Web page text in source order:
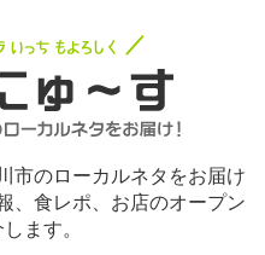
市のローカルネタをお届け
、食レポ、お店のオープン
ます。